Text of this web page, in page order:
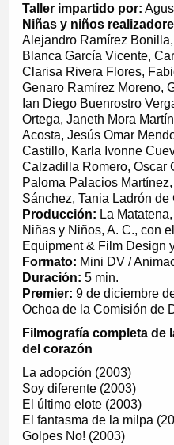
Taller impartido por:
Niñas y niños
Alejandro Ramírez
Blanca García Vicente,
Clarisa Rivera Flores,
Genaro Ramírez Moreno,
Ian Diego Buenrostro
Ortega, Janeth Mora
Acosta, Jesús Omar
Castillo, Karla Ivonne
Calzadilla Romero, Oscar
Paloma Palacios
Sánchez, Tania Ladrón de
Producción: La
Niñas y Niños, A. C., con
Equipment & Film Design
Formato: Mini DV /
Duración: 5 min.
Premier: 9 de diciembre
Ochoa de la Comisión de
Filmografía completa de
del corazón
La adopción (2003)
Soy diferente (2003)
El último elote (2003)
El fantasma de la milpa
Golpes No! (2003)